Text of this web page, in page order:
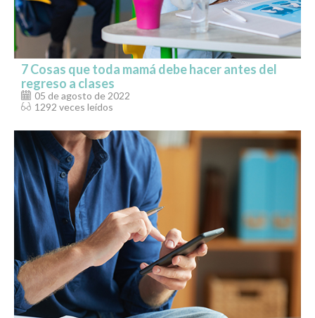
7 Cosas que toda mamá debe hacer antes del
regreso a clases
05 de agosto de 2022
1292 veces leídos